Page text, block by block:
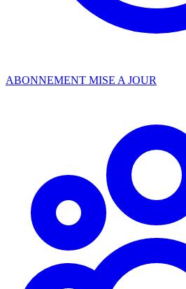
ABONNEMENT MISE A JOUR